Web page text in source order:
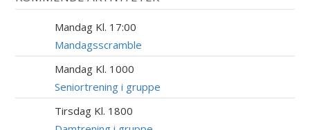
Mandag Kl. 17:00
Mandagsscramble
Mandag Kl. 1000
Seniortrening i gruppe
Tirsdag Kl. 1800